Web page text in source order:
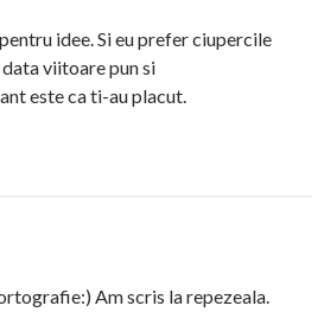
idee. Si eu prefer ciupercile
viitoare pun si
este ca ti-au placut.
Am scris la repezeala.